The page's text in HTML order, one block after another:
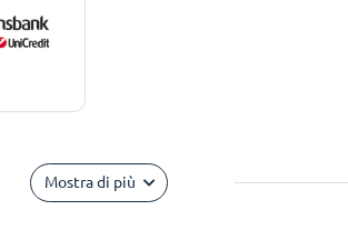
Mostra di più